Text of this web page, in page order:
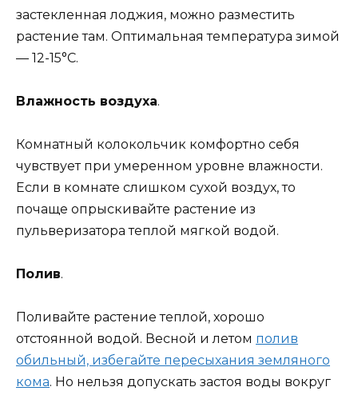
застекленная лоджия, можно разместить
растение там. Оптимальная температура зимой
— 12-15°С.
Влажность воздуха.
Комнатный колокольчик комфортно себя
чувствует при умеренном уровне влажности.
Если в комнате слишком сухой воздух, то
почаще опрыскивайте растение из
пульверизатора теплой мягкой водой.
Полив.
Поливайте растение теплой, хорошо
отстоянной водой. Весной и летом полив
обильный, избегайте пересыхания земляного
кома. Но нельзя допускать застоя воды вокруг